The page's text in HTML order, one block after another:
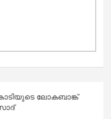
കോടിയുടെ ലോകബാങ്ക്